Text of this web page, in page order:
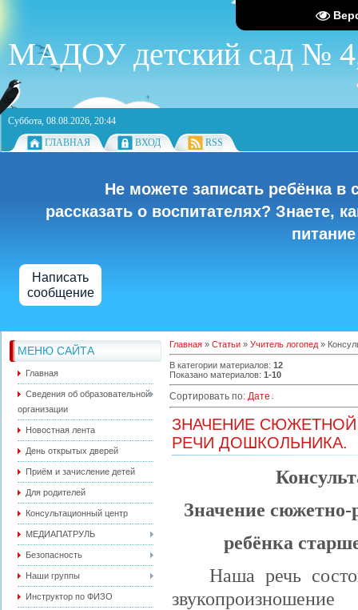
МАДОУ детский сад № 4,
Суббота, 08.08.2026, 20:44
ГЛАВНАЯ
ВХОД RSS
Не можете записать ребёнка в
рассказать о воспитателях? Знаете,
Написать
сообщение
МЕНЮ САЙТА
Главная
Сведения об образовательной
организации
Новостная лента
День открытых дверей
Приём и зачисление детей
Для родителей
Консультационный центр
МЕДИАПАТРУЛЬ
Безопасность
Наши группы
Инструктор по ФИЗО
Главная » Статьи » Учитель логопед »
В категории материалов: 12
Показано материалов: 1-10
Сортировать по: Дате
ЗНАЧЕНИЕ
РЕЧИ ДОШКОЛЬНИКА.
Значение
ребёнка
Наша речь